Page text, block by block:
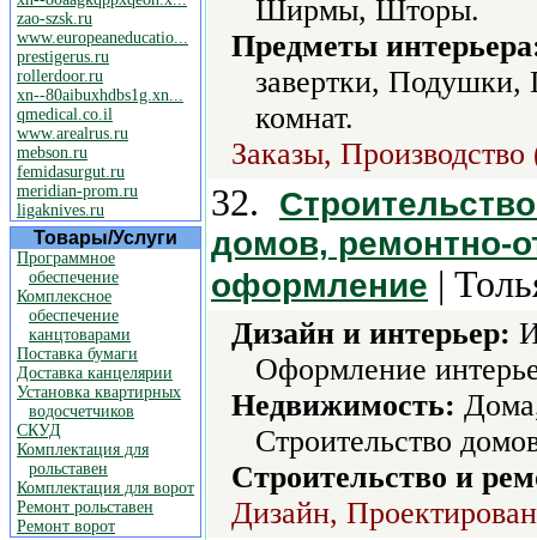
zao-szsk.ru
www.europeaneducatio...
prestigerus.ru
rollerdoor.ru
xn--80aibuxhdbs1g.xn...
qmedical.co.il
www.arealrus.ru
mebson.ru
femidasurgut.ru
meridian-prom.ru
ligaknives.ru
Товары/Услуги
Программное
обеспечение
Комплексное
обеспечение
канцтоварами
Поставка бумаги
Доставка канцелярии
Установка квартирных
водосчетчиков
СКУД
Комплектация для
рольставен
Комплектация для ворот
Ремонт рольставен
Ремонт ворот
Ширмы, Шторы.
Предметы
завертки,
комнат.
Заказы, Производство
32.
домов, ремонтно-
оформление |
Дизайн и интерьер:
Оформление
Недвижимость:
Строительство
Строительство и
Дизайн,